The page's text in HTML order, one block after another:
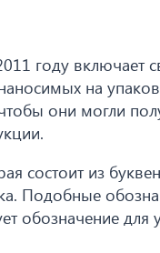
году включает
на
они могли
состоит из
Подобные
обозначение для